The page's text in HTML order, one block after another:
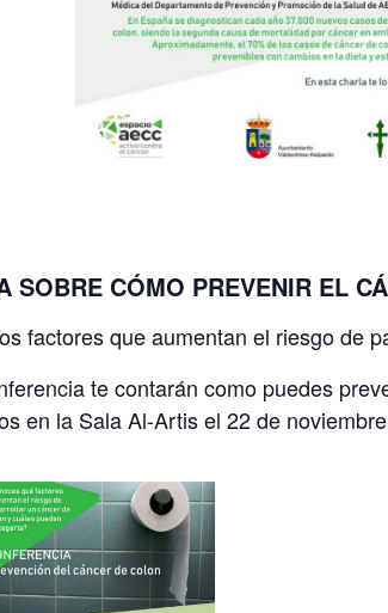
SOBRE CÓMO PREVENIR EL
factores que aumentan el riesgo de
te contarán como puedes
en la Sala Al-Artis el 22 de